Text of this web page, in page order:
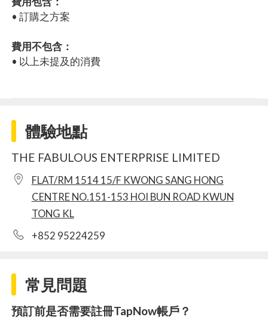
• 訂購之方案
費用不包含：
• 以上未提及的消費
體驗地點
THE FABULOUS ENTERPRISE LIMITED
FLAT/RM 1514 15/F KWONG SANG HONG
CENTRE NO.151-153 HOI BUN ROAD KWUN
TONG KL
+852 95224259
常見問題
預訂前是否需要註冊TapNow帳戶？